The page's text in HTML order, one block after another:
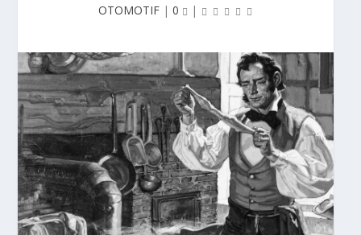
OTOMOTIF| 0 |